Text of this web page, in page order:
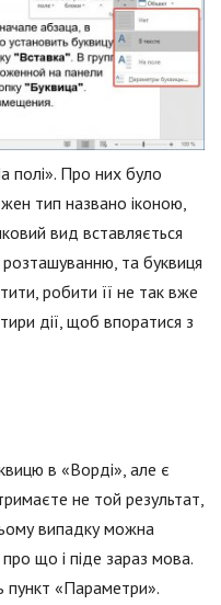
полі». Про них було
тип названо іконою,
вид вставляється
розташуванню, та буквиця
робити її не так вже
дії, щоб впоратися з
в «Ворді», але є
не той результат,
випадку можна
що і піде зараз мова.
пункт «Параметри».